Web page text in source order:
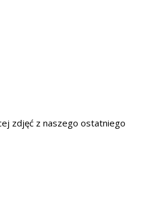
zdjęć z naszego ostatniego